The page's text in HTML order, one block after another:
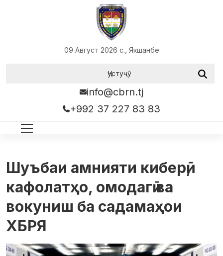
09 Август 2026 с., Якшанбе
info@cbrn.tj
+992 37 227 83 83
Шуъбаи амнияти киберӣ,
кафолатҳо, омодагӣ ва
вокуниш ба садамаҳои
ХБРЯ